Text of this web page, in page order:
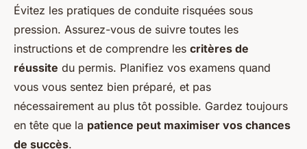
Évitez les pratiques de conduite risquées sous
pression. Assurez-vous de suivre toutes les
instructions et de comprendre les critères de
réussite du permis. Planifiez vos examens quand
vous vous sentez bien préparé, et pas
nécessairement au plus tôt possible. Gardez toujours
en tête que la patience peut maximiser vos chances
de succès.